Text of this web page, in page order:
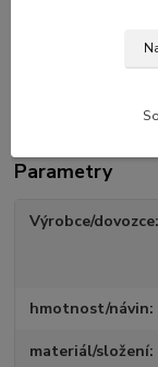
Jehlice: 2-4 mm
Parametry
Výrobce/dovozce
hmotnost/návin
materiál/složení